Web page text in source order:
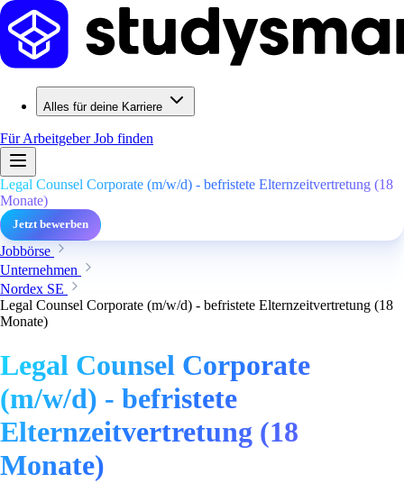
Alles für deine Karriere
Für ArbeitgeberJob finden
Legal Counsel Corporate (m/w/d) - befristete Elternzeitvertretung (18
Monate)
Jetzt bewerben
Jobbörse
Unternehmen
Nordex SE
Legal Counsel Corporate (m/w/d) - befristete Elternzeitvertretung (18
Monate)
Legal Counsel Corporate
(m/w/d) - befristete
Elternzeitvertretung (18
Monate)